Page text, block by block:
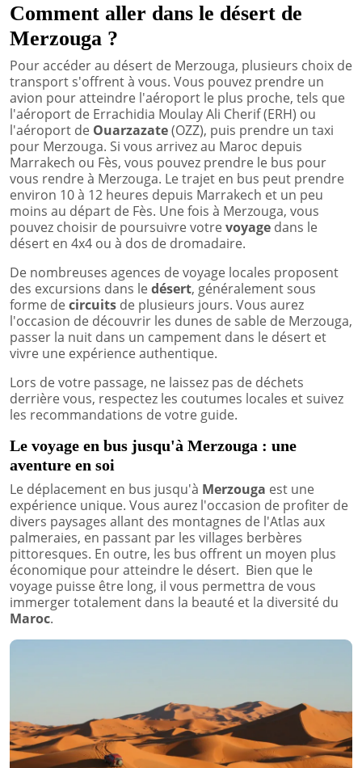
Comment aller dans le désert de
Merzouga ?
Pour accéder au désert de Merzouga, plusieurs choix de
transport s'offrent à vous. Vous pouvez prendre un
avion pour atteindre l'aéroport le plus proche, tels que
l'aéroport de Errachidia Moulay Ali Cherif (ERH) ou
l'aéroport de Ouarzazate(OZZ), puis prendre un taxi
pour Merzouga. Si vous arrivez au Maroc depuis
Marrakech ou Fès, vous pouvez prendre le bus pour
vous rendre à Merzouga. Le trajet en bus peut prendre
environ 10 à 12 heures depuis Marrakech et un peu
moins au départ de Fès. Une fois à Merzouga, vous
pouvez choisir de poursuivre votrevoyage dans le
désert en 4x4 ou à dos de dromadaire.
De nombreuses agences de voyage locales proposent
des excursions dans ledésert, généralement sous
forme decircuits de plusieurs jours. Vous aurez
l'occasion de découvrir les dunes de sable de Merzouga,
passer la nuit dans un campement dans le désert et
vivre une expérience authentique.
Lors de votre passage, ne laissez pas de déchets
derrière vous, respectez les coutumes locales et suivez
les recommandations de votre guide.
Le voyage en bus jusqu'à Merzouga : une
aventure en soi
Le déplacement en bus jusqu'à Merzouga est une
expérience unique. Vous aurez l'occasion de profiter de
divers paysages allant des montagnes de l'Atlas aux
palmeraies, en passant par les villages berbères
pittoresques. En outre, les bus offrent un moyen plus
économique pour atteindre le désert. Bien que le
voyage puisse être long, il vous permettra de vous
immerger totalement dans la beauté et la diversité du
Maroc.